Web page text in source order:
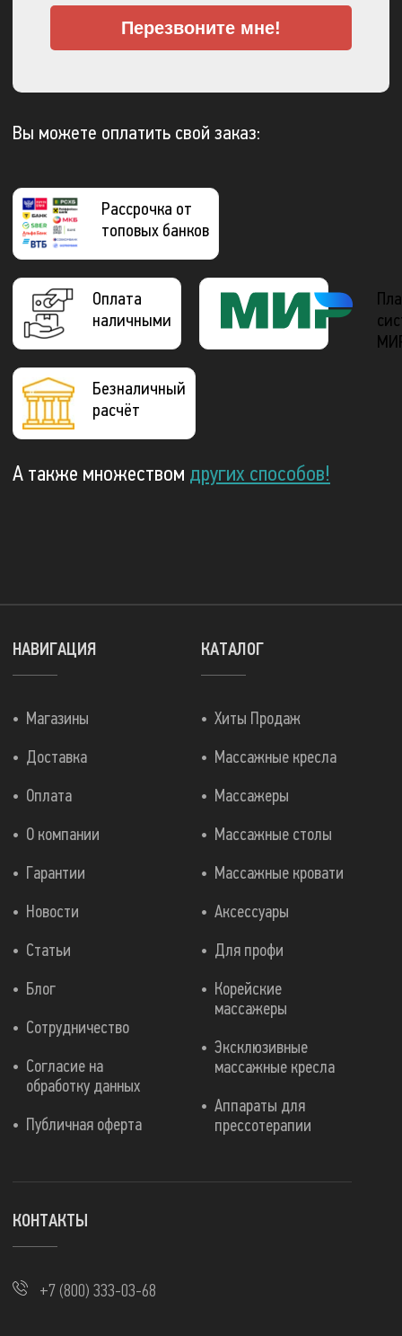
Перезвоните мне!
Вы можете оплатить свой заказ:
Рассрочка от
топовых банков
Оплата
наличными
Безналичный
расчёт
А также множеством других способов!
КАТАЛОГ
Хиты Продаж
Массажные кресла
Массажеры
Массажные столы
Массажные кровати
Аксессуары
Для профи
Корейские
массажеры
Эксклюзивные
массажные кресла
Аппараты для
прессотерапии
НАВИГАЦИЯ
Магазины
Доставка
Оплата
О компании
Гарантии
Новости
Статьи
Блог
Сотрудничество
Согласие на
обработку данных
Публичная оферта
КОНТАКТЫ
+7 (800) 333-03-68